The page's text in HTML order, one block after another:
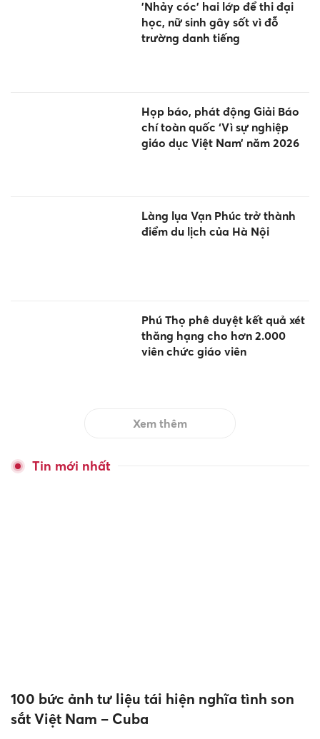
'Nhảy cóc' hai lớp để thi đại
học, nữ sinh gây sốt vì đỗ
trường danh tiếng
Họp báo, phát động Giải Báo
chí toàn quốc ‘Vì sự nghiệp
giáo dục Việt Nam’ năm 2026
Làng lụa Vạn Phúc trở thành
điểm du lịch của Hà Nội
Phú Thọ phê duyệt kết quả xét
thăng hạng cho hơn 2.000
viên chức giáo viên
Xem thêm
Tin mới nhất
100 bức ảnh tư liệu tái hiện nghĩa tình son
sắt Việt Nam – Cuba